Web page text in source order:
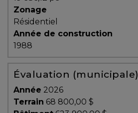
Devenir
propriétaire
UNE
EXCELLENTE
DÉCISION
Frais
Zonage
Résidentiel
Année de construction
1988
Évaluation (municipale)
Année 2026
Terrain 68 800,00 $